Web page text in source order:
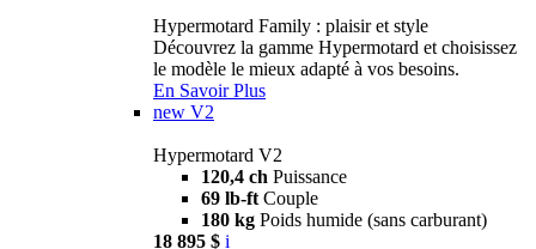
Hypermotard Family : plaisir et style
Découvrez la gamme Hypermotard et choisissez
le modèle le mieux adapté à vos besoins.
En Savoir Plus
new V2
Hypermotard V2
120,4 ch Puissance
69 lb-ft Couple
180 kg Poids humide (sans carburant)
18 895 $ i